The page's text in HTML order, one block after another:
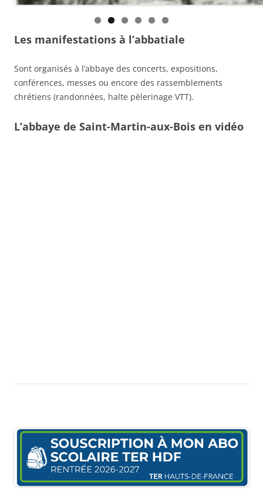
Les manifestations à l’abbatiale
Sont organisés à l’abbaye des concerts, expositions,
conférences, messes ou encore des rassemblements
chrétiens (randonnées, halte pèlerinage VTT).
L’abbaye de Saint-Martin-aux-Bois en vidéo